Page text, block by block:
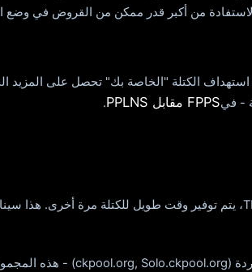
من أكبر قدر ممكن من القروض في وضع
FPPS مقابل PPLNS .